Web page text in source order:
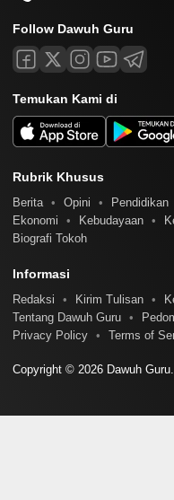
Follow Dawuh Guru
Temukan Kami di
Rubrik Khusus
Berita Opini Pendidikan
Ekonomi
Kebudayaan
Biografi Tokoh
Informasi
Redaksi Kirim Tulisan
Tentang Dawuh Guru
Privacy Policy
Terms of
Copyright © 2026 Dawuh